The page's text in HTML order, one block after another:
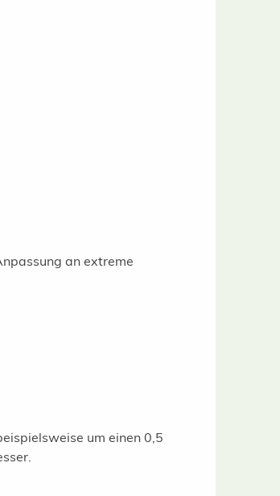
an extreme
um einen 0,5